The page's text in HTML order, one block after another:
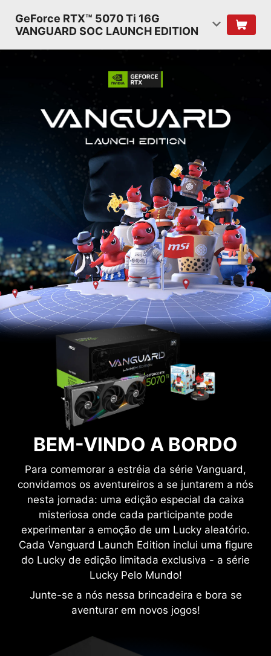
GeForce RTX™ 5070 Ti 16G
VANGUARD SOC LAUNCH EDITION
BEM-VINDO A BORDO
Para comemorar a estréia da série Vanguard,
convidamos os aventureiros a se juntarem a nós
nesta jornada: uma edição especial da caixa
misteriosa onde cada participante pode
experimentar a emoção de um Lucky aleatório.
Cada Vanguard Launch Edition inclui uma figure
do Lucky de edição limitada exclusiva - a série
Lucky Pelo Mundo!
Junte-se a nós nessa brincadeira e bora se
aventurar em novos jogos!